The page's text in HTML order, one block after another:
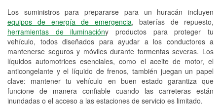
Los suministros para prepararse para un huracán incluyen
equipos de energía de emergencia, baterías de repuesto,
herramientas de iluminacióny productos para proteger tu
vehículo, todos diseñados para ayudar a los conductores a
mantenerse seguros y móviles durante tormentas severas. Los
líquidos automotrices esenciales, como el aceite de motor, el
anticongelante y el líquido de frenos, también juegan un papel
clave: mantener tu vehículo en buen estado garantiza que
funcione de manera confiable cuando las carreteras están
inundadas o el acceso a las estaciones de servicio es limitado.
Reciclaje de baterías y aceite
Instalación de bombillas de faros
Instalación de limpiaparabrisas
Programa de Préstamo de
Herramientas
Rectificación de tambores y discos de